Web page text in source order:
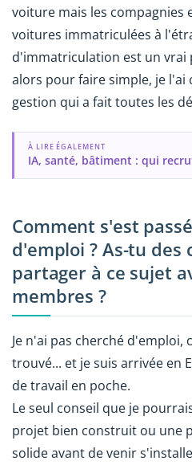
voiture mais les compagnies
voitures immatriculées à
d'immatriculation est un
alors pour faire simple, je l'ai
gestion qui a fait toutes les
À LIRE ÉGALEMENT
IA, santé, bâtiment : qui
Comment s'est
d'emploi ? As-tu des
partager à ce sujet
membres ?
Je n'ai pas cherché
trouvé... et je suis arrivée en
de travail en poche.
Le seul conseil que je
projet bien construit ou une
solide avant de venir